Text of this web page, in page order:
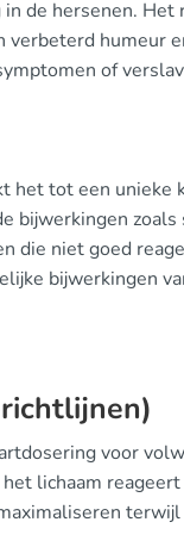
de hersenen.
humeur
of
het tot een
bijwerkingen
die niet goed
bijwerkingen
voor
lichaam